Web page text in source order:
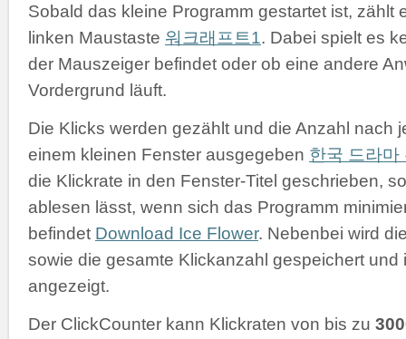
Sobald das kleine Programm gestartet ist, zählt
linken Maustaste 워크래프트1. Dabei spielt es
der Mauszeiger befindet oder ob eine andere
Vordergrund läuft.
Die Klicks werden gezählt und die Anzahl nach
einem kleinen Fenster ausgegeben 한국 드라마
die Klickrate in den Fenster-Titel geschrieben,
ablesen lässt, wenn sich das Programm
befindet Download Ice Flower. Nebenbei wird
sowie die gesamte Klickanzahl gespeichert und
angezeigt.
Der ClickCounter kann Klickraten von bis zu